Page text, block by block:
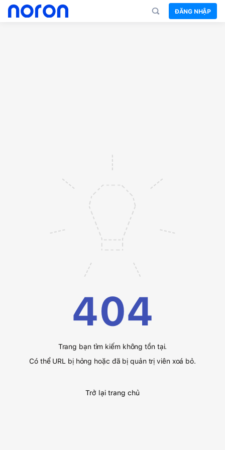
ĐĂNG NHẬP
404
Trang bạn tìm kiếm không tồn tại.
Có thể URL bị hỏng hoặc đã bị quản trị viên xoá bỏ.
Trở lại trang chủ